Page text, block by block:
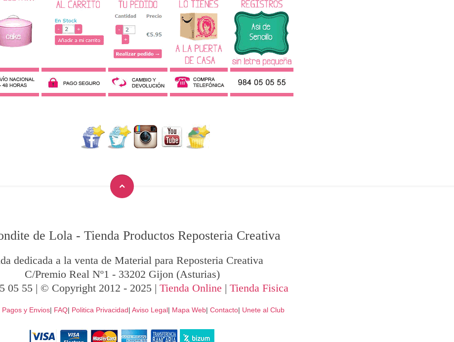
de Lola - Tienda Productos Reposteria Creativa
dedicada a la venta de Material para Reposteria Creativa
C/Premio Real Nº1 - 33202 Gijon (Asturias)
05 55 | © Copyright 2012 - 2025 | Tienda Online | Tienda Fisica
Pagos y Envios| FAQ| Politica Privacidad| Aviso Legal| Mapa Web| Contacto| Unete al Club